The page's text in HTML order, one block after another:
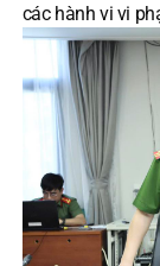
các hành vi vi